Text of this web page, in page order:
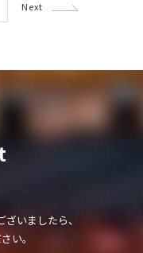
Next
いましたら、
い。